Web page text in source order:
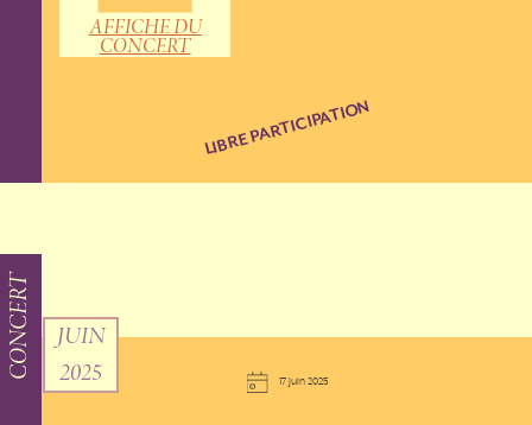
AFFICHE DU
CONCERT
LIBRE PARTICIPATION
CONCERT
JUIN
2025
17 juin 2025